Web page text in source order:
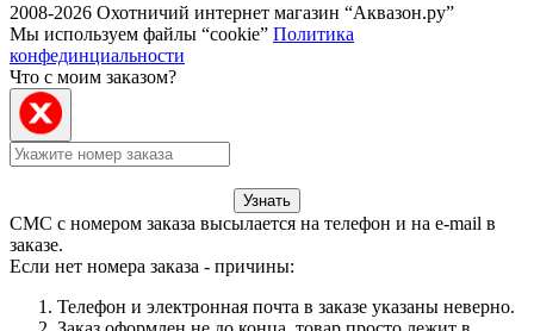
2008-2026 Охотничий интернет магазин “Аквазон.ру”
Мы используем файлы “cookie” Политика
конфединциальности
Что с моим заказом?
Узнать
СМС с номером заказа высылается на телефон и на e-mail в
заказе.
Если нет номера заказа - причины:
Телефон и электронная почта в заказе указаны неверно.